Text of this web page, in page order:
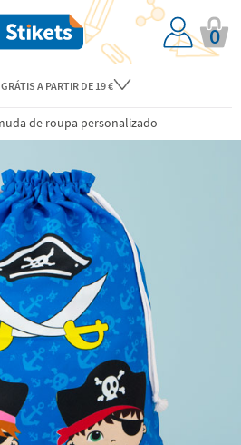
0
GRÁTIS A PARTIR DE 19 €
de roupa personalizado